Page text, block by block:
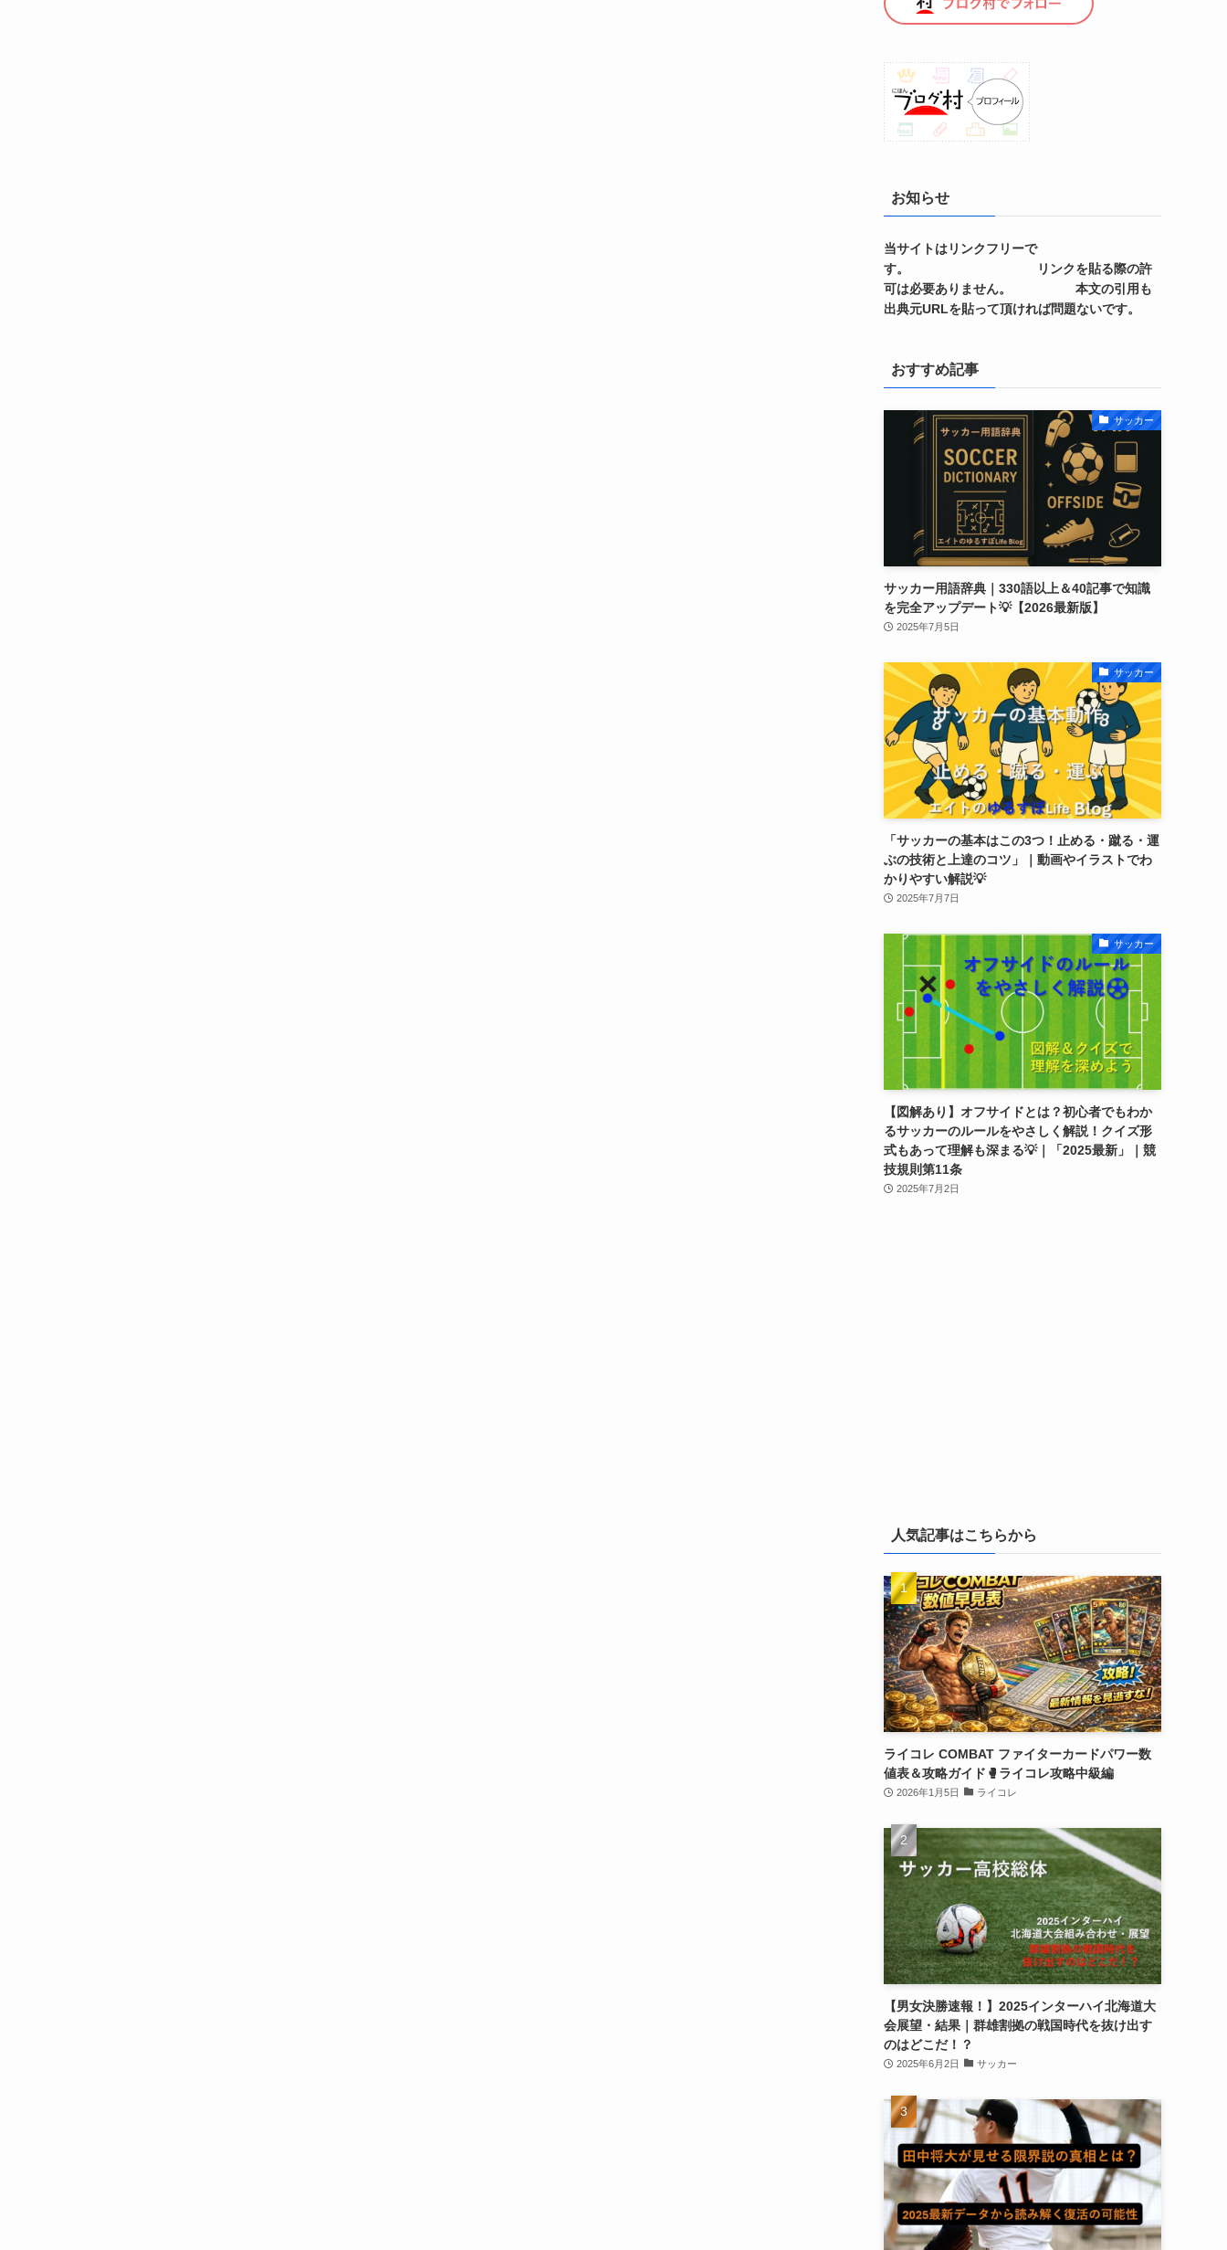
お知らせ
当サイトはリンクフリーで
す。 リンクを貼る際の許
可は必要ありません。 本文の引用も
出典元URLを貼って頂ければ問題ないです。
おすすめ記事
サッカー
サッカー用語辞典｜330語以上＆40記事で知識
を完全アップデート💡【2026最新版】
2025年7月5日
サッカー
「サッカーの基本はこの3つ！止める・蹴る・運
ぶの技術と上達のコツ」｜動画やイラストでわ
かりやすい解説💡
2025年7月7日
サッカー
【図解あり】オフサイドとは？初心者でもわか
るサッカーのルールをやさしく解説！クイズ形
式もあって理解も深まる💡｜「2025最新」｜競
技規則第11条
2025年7月2日
人気記事はこちらから
ライコレ COMBAT ファイターカードパワー数
値表＆攻略ガイド🥊ライコレ攻略中級編
2026年1月5日 ライコレ
【男女決勝速報！】2025インターハイ北海道大
会展望・結果｜群雄割拠の戦国時代を抜け出す
のはどこだ！？
2025年6月2日 サッカー